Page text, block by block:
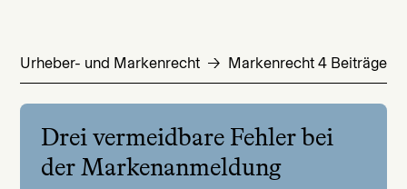
Urheber- und Markenrecht Markenrecht 4 Beiträge
Drei vermeidbare Fehler bei
der Markenanmeldung